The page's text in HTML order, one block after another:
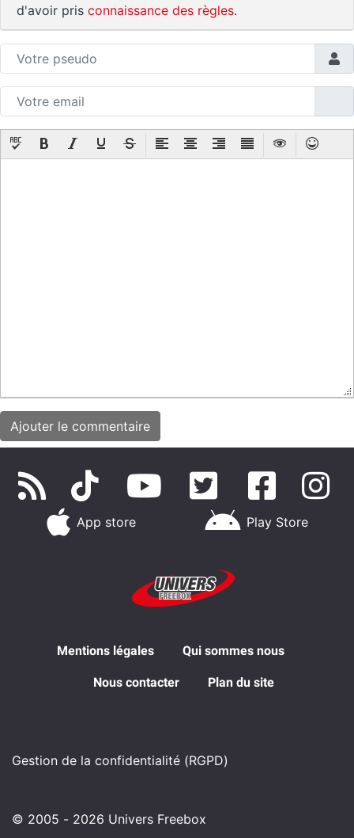
d'avoir pris connaissance des règles.
App store Play Store
Mentions légales Qui sommes nous
Nous contacter Plan du site
Gestion de la confidentialité (RGPD)
© 2005 - 2026 Univers Freebox